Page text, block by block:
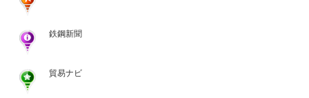
鉄鋼新聞
貿易ナビ